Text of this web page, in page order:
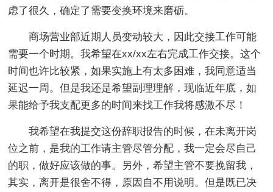
虑了很久，确定了需要变换环境来磨砺。
商场营业部近期人员变动较大，因此交接工作可能
需要一个时期。我希望在xx/xx左右完成工作交接。这个
时间也许比较紧，如果实施上有太多困难，我同意适当
延迟一周。但是我还是希望副理理解，现临近年底，如
果能给予我支配更多的时间来找工作我将感激不尽！
我希望在我提交这份辞职报告的时候，在未离开岗
位之前，是我的工作请主管尽管分配，我一定会尽自己
的职，做好应该做的事。另外，希望主管不要挽留我，
其实，离开是很舍不得，原因自不用说明。但是既已决